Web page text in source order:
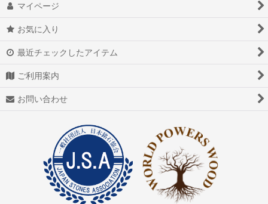
アゼツライト
アフガナイト
アップルグリーンファントム
アベンチュリン
マイページ
お気に入り
最近チェックしたアイテム
ご利用案内
お問い合わせ